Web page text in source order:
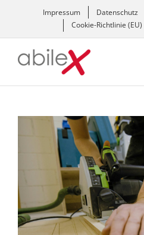
Impressum Datenschutz
Cookie-Richtlinie (EU)